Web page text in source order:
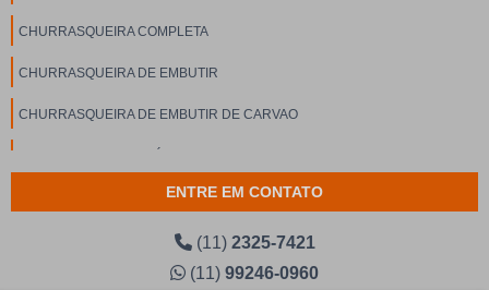
CHURRASQUEIRA COMPLETA
CHURRASQUEIRA DE EMBUTIR
CHURRASQUEIRA DE EMBUTIR DE CARVAO
CHURRASQUEIRA GOURMET
CHURRASQUEIRA GOURMET ELÉTRICA
CHURRASQUEIRA GOURMET PARA APARTAMENTO
ENTRE EM CONTATO
(11) 2325-7421
(11) 99246-0960